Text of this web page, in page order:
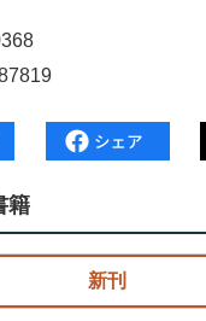
籍
新刊